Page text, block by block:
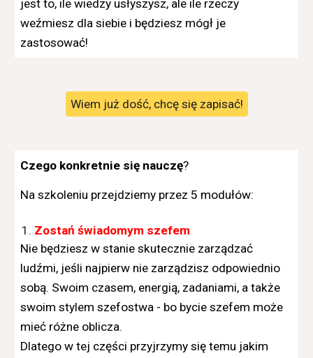
jest to, ile wiedzy usłyszysz, ale ile rzeczy
weźmiesz dla siebie i będziesz mógł je
zastosować!
Wiem już dość, chcę się zapisać!
Czego konkretnie się nauczę?
Na szkoleniu przejdziemy przez 5 modułów:
Zostań świadomym szefem
Nie będziesz w stanie skutecznie zarządzać
ludźmi, jeśli najpierw nie zarządzisz odpowiednio
sobą. Swoim czasem, energią, zadaniami, a także
swoim stylem szefostwa - bo bycie szefem może
mieć różne oblicza.
Dlatego w tej części przyjrzymy się temu jakim